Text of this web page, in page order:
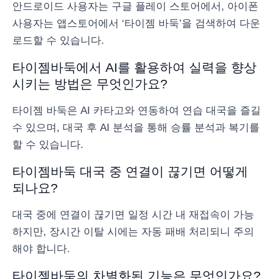
안드로이드 사용자는 구글 플레이 스토어에서, 아이폰
사용자는 앱스토어에서 ‘타이젬 바둑’을 검색하여 다운
로드할 수 있습니다.
타이젬바둑에서 AI를 활용하여 실력을 향상
시키는 방법은 무엇인가요?
타이젬 바둑은 AI 카타고와 연동하여 연습 대국을 즐길
수 있으며, 대국 후 AI 분석을 통해 승률 분석과 복기를
할 수 있습니다.
타이젬바둑 대국 중 연결이 끊기면 어떻게
되나요?
대국 중에 연결이 끊기면 일정 시간 내 재접속이 가능
하지만, 장시간 이탈 시에는 자동 패배 처리되니 주의
해야 합니다.
타이젬바둑의 차별화된 기능은 무엇인가요?